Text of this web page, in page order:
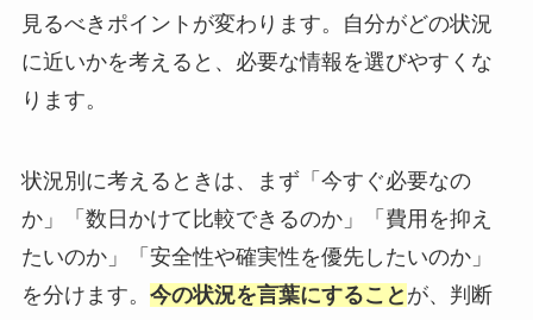
見るべきポイントが変わります。自分がどの状況
に近いかを考えると、必要な情報を選びやすくな
ります。
状況別に考えるときは、まず「今すぐ必要なの
か」「数日かけて比較できるのか」「費用を抑え
たいのか」「安全性や確実性を優先したいのか」
を分けます。 今の状況を言葉にすること が、判断